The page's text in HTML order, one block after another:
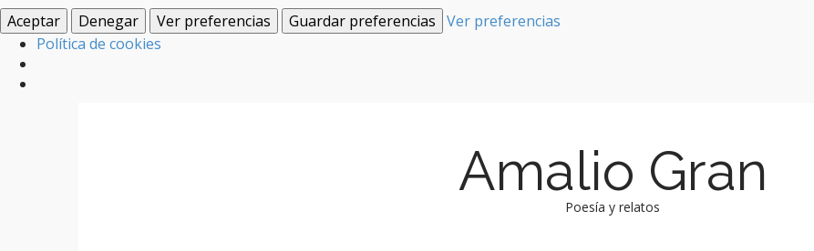
Aceptar
Denegar Ver preferencias Guardar preferencias Ver preferencias
Política de cookies
Amalio Gran
Poesía y relatos